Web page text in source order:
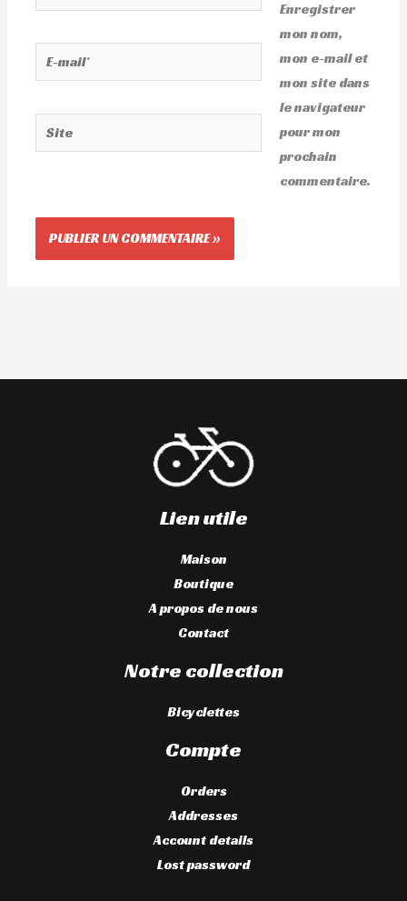
mail*
Site
Enregistrer
mon nom,
mon e-mail et
mon site dans
le navigateur
pour mon
prochain
commentaire.
Lien utile
Maison
Boutique
A propos de nous
Contact
Notre collection
Bicyclettes
Compte
Orders
Addresses
Account details
Lost password